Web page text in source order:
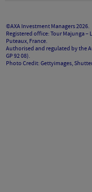
©AXA Investment Managers2026.
Registered office: Tour Majunga –
Puteaux, France.
Authorised and regulated by the
GP 92 08).
Photo Credit: Gettyimages,